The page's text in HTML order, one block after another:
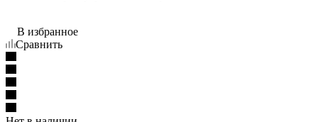
В избранное
Сравнить